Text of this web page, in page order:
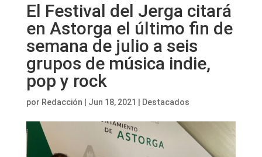
El Festival del Jerga citará
en Astorga el último fin de
semana de julio a seis
grupos de música indie,
pop y rock
por Redacción Jun 18, 2021 Destacados